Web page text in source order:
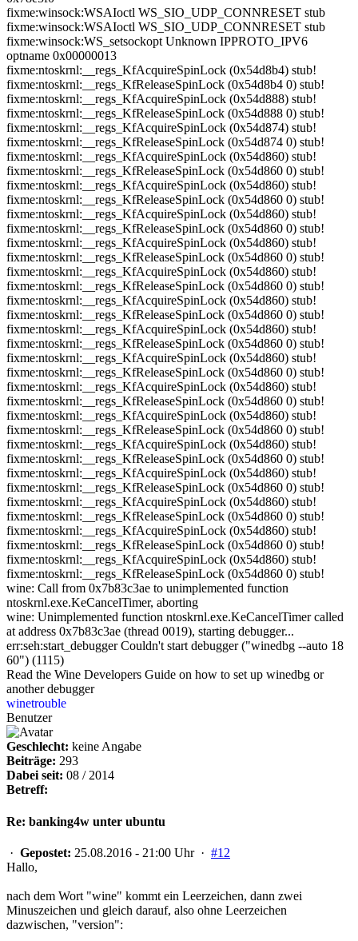
fixme:winsock:WSAIoctl WS_SIO_UDP_CONNRESET stub
fixme:winsock:WSAIoctl WS_SIO_UDP_CONNRESET stub
fixme:winsock:WS_setsockopt Unknown IPPROTO_IPV6
optname 0x00000013
fixme:ntoskrnl:__regs_KfAcquireSpinLock (0x54d8b4) stub!
fixme:ntoskrnl:__regs_KfReleaseSpinLock (0x54d8b4 0) stub!
fixme:ntoskrnl:__regs_KfAcquireSpinLock (0x54d888) stub!
fixme:ntoskrnl:__regs_KfReleaseSpinLock (0x54d888 0) stub!
fixme:ntoskrnl:__regs_KfAcquireSpinLock (0x54d874) stub!
fixme:ntoskrnl:__regs_KfReleaseSpinLock (0x54d874 0) stub!
fixme:ntoskrnl:__regs_KfAcquireSpinLock (0x54d860) stub!
fixme:ntoskrnl:__regs_KfReleaseSpinLock (0x54d860 0) stub!
fixme:ntoskrnl:__regs_KfAcquireSpinLock (0x54d860) stub!
fixme:ntoskrnl:__regs_KfReleaseSpinLock (0x54d860 0) stub!
fixme:ntoskrnl:__regs_KfAcquireSpinLock (0x54d860) stub!
fixme:ntoskrnl:__regs_KfReleaseSpinLock (0x54d860 0) stub!
fixme:ntoskrnl:__regs_KfAcquireSpinLock (0x54d860) stub!
fixme:ntoskrnl:__regs_KfReleaseSpinLock (0x54d860 0) stub!
fixme:ntoskrnl:__regs_KfAcquireSpinLock (0x54d860) stub!
fixme:ntoskrnl:__regs_KfReleaseSpinLock (0x54d860 0) stub!
fixme:ntoskrnl:__regs_KfAcquireSpinLock (0x54d860) stub!
fixme:ntoskrnl:__regs_KfReleaseSpinLock (0x54d860 0) stub!
fixme:ntoskrnl:__regs_KfAcquireSpinLock (0x54d860) stub!
fixme:ntoskrnl:__regs_KfReleaseSpinLock (0x54d860 0) stub!
fixme:ntoskrnl:__regs_KfAcquireSpinLock (0x54d860) stub!
fixme:ntoskrnl:__regs_KfReleaseSpinLock (0x54d860 0) stub!
fixme:ntoskrnl:__regs_KfAcquireSpinLock (0x54d860) stub!
fixme:ntoskrnl:__regs_KfReleaseSpinLock (0x54d860 0) stub!
fixme:ntoskrnl:__regs_KfAcquireSpinLock (0x54d860) stub!
fixme:ntoskrnl:__regs_KfReleaseSpinLock (0x54d860 0) stub!
fixme:ntoskrnl:__regs_KfAcquireSpinLock (0x54d860) stub!
fixme:ntoskrnl:__regs_KfReleaseSpinLock (0x54d860 0) stub!
fixme:ntoskrnl:__regs_KfAcquireSpinLock (0x54d860) stub!
fixme:ntoskrnl:__regs_KfReleaseSpinLock (0x54d860 0) stub!
fixme:ntoskrnl:__regs_KfAcquireSpinLock (0x54d860) stub!
fixme:ntoskrnl:__regs_KfReleaseSpinLock (0x54d860 0) stub!
fixme:ntoskrnl:__regs_KfAcquireSpinLock (0x54d860) stub!
fixme:ntoskrnl:__regs_KfReleaseSpinLock (0x54d860 0) stub!
fixme:ntoskrnl:__regs_KfAcquireSpinLock (0x54d860) stub!
fixme:ntoskrnl:__regs_KfReleaseSpinLock (0x54d860 0) stub!
wine: Call from 0x7b83c3ae to unimplemented function
ntoskrnl.exe.KeCancelTimer, aborting
wine: Unimplemented function ntoskrnl.exe.KeCancelTimer called
at address 0x7b83c3ae (thread 0019), starting debugger...
err:seh:start_debugger Couldn't start debugger ("winedbg --auto 18
60") (1115)
Read the Wine Developers Guide on how to set up winedbg or
another debugger
winetrouble
Benutzer
Geschlecht: keine Angabe
Beiträge: 293
Dabei seit: 08 / 2014
Betreff:
Re: banking4w unter ubuntu
· Gepostet: 25.08.2016 - 21:00 Uhr · #12
Hallo,
nach dem Wort "wine" kommt ein Leerzeichen, dann zwei
Minuszeichen und gleich darauf, also ohne Leerzeichen
dazwischen, "version":